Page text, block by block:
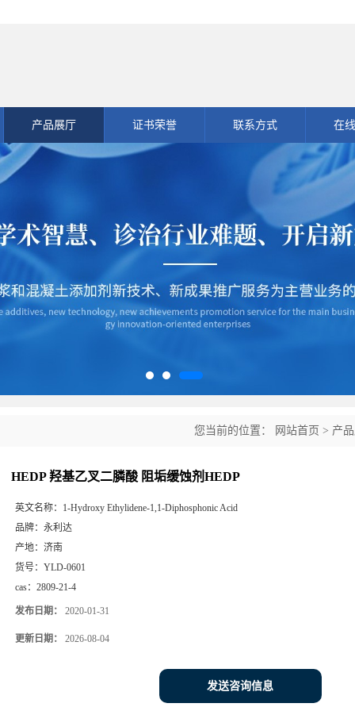
产品展厅 证书荣誉 联系方式 在
您当前的位置： 网站首页 > 产
HEDP 羟基乙叉二膦酸 阻垢缓蚀剂HEDP
英文名称： 1-Hydroxy Ethylidene-1,1-Diphosphonic Acid
品牌： 永利达
产地： 济南
货号： YLD-0601
cas： 2809-21-4
发布日期： 2020-01-31
更新日期： 2026-08-04
发送咨询信息